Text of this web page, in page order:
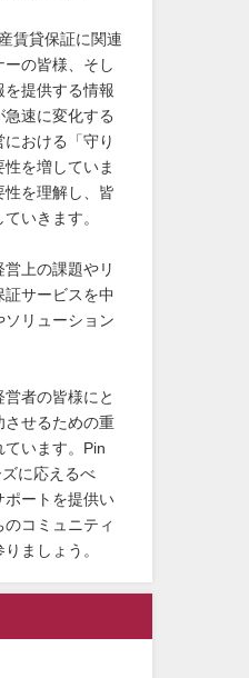
賃貸保証に関連
の皆様、そし
を提供する情報
速に変化する
おける「守り
を増していま
性を理解し、皆
いきます。
上の課題やリ
証サービスを中
ソリューション
者の皆様にと
させるための重
ています。Pin
に応えるべ
ポートを提供い
コミュニティ
ましょう。